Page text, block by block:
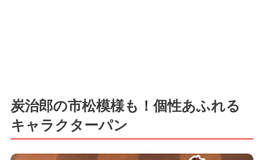
炭治郎の市松模様も！個性あふれる
キャラクターパン